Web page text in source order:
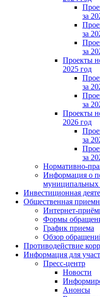
за
за
за
Проекты
2025 год
за
за
Проекты
2026 год
за
за
Нормативно-
Информация о
муниципальных
Инвестиционная
Общественная
Интернет-
Формы
График приема
Обзор
Противодействие
Информация для
Пресс-центр
Новости
Анонсы